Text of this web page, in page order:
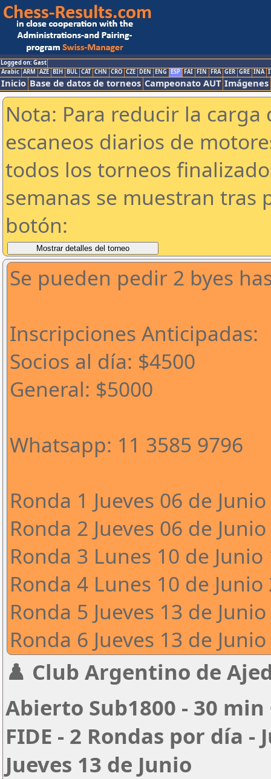
Logged on: Gast
Arabic ARM AZE BIH BUL CAT CHN CRO CZE DEN ENG ESP FAI FIN FRA GER GRE INA
Inicio Base de datos de torneos Campeonato AUT Imágenes
Nota: Para reducir la
escaneos diarios de
todos los torneos
semanas se muestran tras
botón:
Se pueden pedir 2 byes
Inscripciones Anticipadas:
Socios al día: $4500
General: $5000
Whatsapp: 11 3585 9796
Ronda 1 Jueves 06 de
Ronda 2 Jueves 06 de
Ronda 3 Lunes 10 de Junio
Ronda 4 Lunes 10 de Junio
Ronda 5 Jueves 13 de
Ronda 6 Jueves 13 de
♟️ Club Argentino de
Abierto Sub1800 - 30 min
FIDE - 2 Rondas por día -
Jueves 13 de Junio